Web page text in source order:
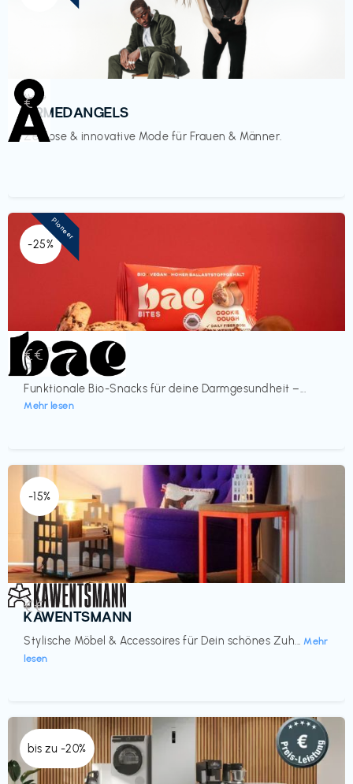
Mode
ARMEDANGELS
Zeitlose & innovative Mode für Frauen & Männer.
€‎
-25%
Lebensmittel
bae Treat
Funktionale Bio-Snacks für deine Darmgesundheit –...
Mehr lesen
€€‎
Pioneer
-15%
Einrichtung
KAWENTSMANN
Stylische Möbel & Accessoires für Dein schönes Zuh... Mehr
lesen
€€‎
bis zu -20%